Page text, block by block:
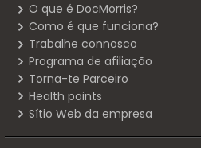
O que é DocMorris?
Como é que funciona?
Trabalhe connosco
Programa de afiliação
Torna-te Parceiro
Health points
Sítio Web da empresa